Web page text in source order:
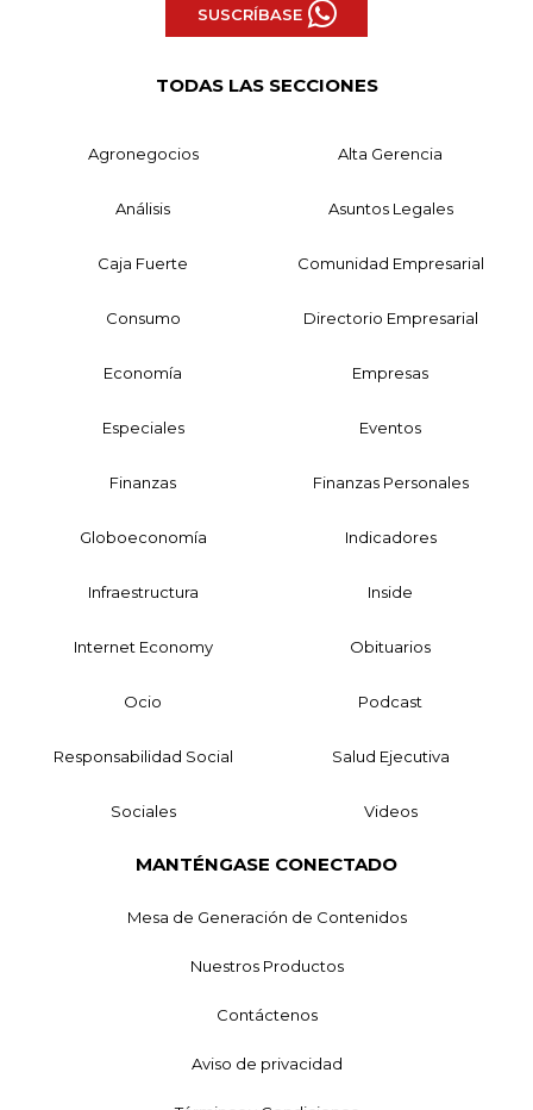
SUSCRÍBASE
TODAS LAS SECCIONES
Agronegocios Alta Gerencia
Análisis Asuntos Legales
Caja Fuerte Comunidad Empresarial
Consumo Directorio Empresarial
Economía Empresas
Especiales Eventos
Finanzas Finanzas Personales
Globoeconomía Indicadores
Infraestructura Inside
Internet Economy Obituarios
Ocio Podcast
Responsabilidad Social Salud Ejecutiva
Sociales Videos
MANTÉNGASE CONECTADO
Mesa de Generación de Contenidos
Nuestros Productos
Contáctenos
Aviso de privacidad